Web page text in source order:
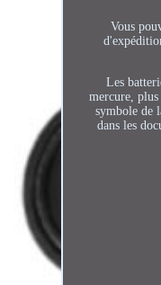
Vous
Les
mercure,
symbole de
dans les